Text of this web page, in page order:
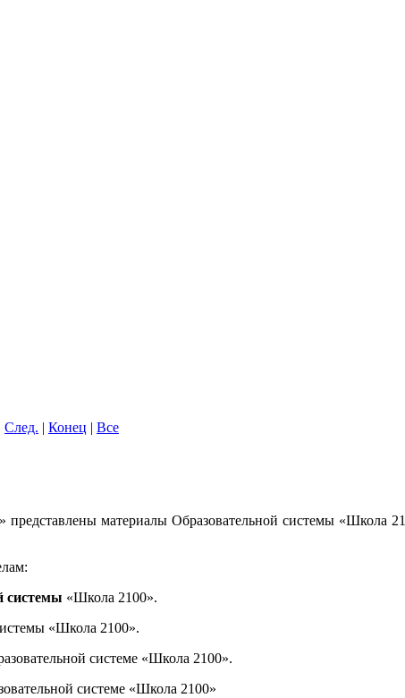
След. | Конец | Все
материалы Образовательной системы «Школа
системы «Школа 2100».
«Школа 2100».
системе «Школа 2100».
системе «Школа 2100»